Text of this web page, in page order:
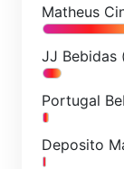
Matheus
JJ Bebidas
Portugal
Deposito